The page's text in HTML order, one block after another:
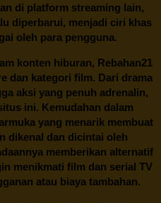
di platform streaming lain,
diperbarui, menjadi ciri khas
oleh para pengguna.
konten hiburan, Rebahan21
dan kategori film. Dari drama
aksi yang penuh adrenalin,
ini. Kemudahan dalam
yang menarik membuat
dikenal dan dicintai oleh
memberikan alternatif
menikmati film dan serial TV
atau biaya tambahan.